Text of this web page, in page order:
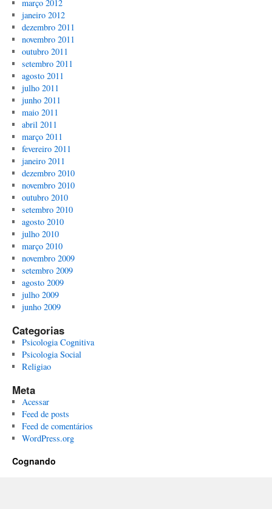
março 2012
janeiro 2012
dezembro 2011
novembro 2011
outubro 2011
setembro 2011
agosto 2011
julho 2011
junho 2011
maio 2011
abril 2011
março 2011
fevereiro 2011
janeiro 2011
dezembro 2010
novembro 2010
outubro 2010
setembro 2010
agosto 2010
julho 2010
março 2010
novembro 2009
setembro 2009
agosto 2009
julho 2009
junho 2009
Categorias
Psicologia Cognitiva
Psicologia Social
Religiao
Meta
Acessar
Feed de posts
Feed de comentários
WordPress.org
Cognando